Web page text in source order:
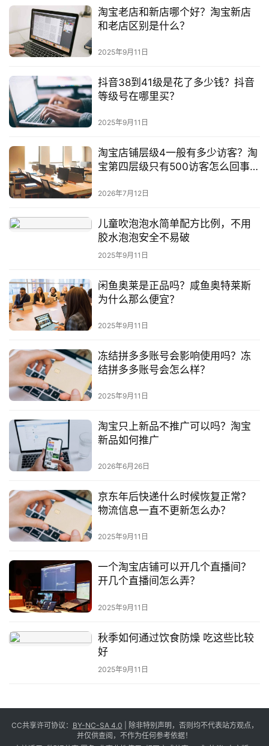
淘宝老店和新店哪个好？淘宝新店
和老店区别是什么？
2025年9月11日
抖音38到41级是花了多少钱？抖音
等级号在哪里买？
2025年9月11日
淘宝店铺层级4一般有多少访客？淘
宝第四层级只有500访客怎么回事第
2026年7月12日
儿童吹泡泡水简单配方比例，不用
胶水泡泡安全不易破
2025年9月11日
闲鱼奥莱是正品吗？咸鱼奥特莱斯
为什么那么便宜？
2025年9月11日
冻结拼多多账号会影响使用吗？冻
结拼多多账号会怎么样？
2025年9月11日
淘宝只上新品不推广可以吗？淘宝
新品如何推广
2026年6月26日
京东年后快递什么时候恢复正常？
物流信息一直不更新怎么办？
2025年9月11日
一个淘宝店铺可以开几个直播间？
开几个直播间怎么弄？
2025年9月11日
秋季如何通过饮食防燥 吃这些比较
好
2025年9月11日
CC共享许可协议： BY-NC-SA 4.0 | 除非特别声明，否则均不代表站方观点，
并仅供查阅，不作为任何参考依据！